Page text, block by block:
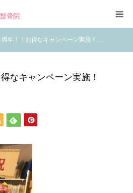
周年！！お得なキャンペーン実施！…
なキャンペーン実施！